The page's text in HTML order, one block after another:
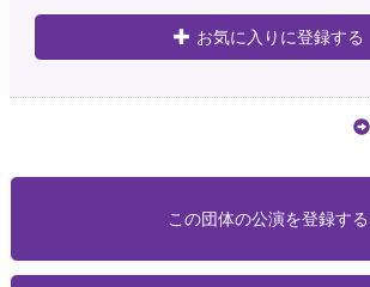
お気に入りに登録する
この団体の公演を登録する